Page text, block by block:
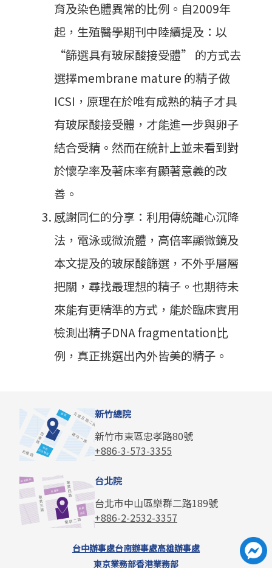
育及染色體異常的比例。自2009年
起，生殖醫學期刊中陸續提及：以
“篩選具有玻尿酸接受體” 的方式去
選擇membrane mature 的精子做
ICSI，原理在於唯有成熟的精子才具
有玻尿酸接受體，才能進一步與卵子
結合受精。然而在統計上並未看到對
於懷孕率及著床率有顯著意義的改
善。
感謝同仁的分享：利用傳統離心沉降
法，電泳或微流體，高倍率顯微鏡及
本文提及的玻尿酸篩選，不外乎層層
把關，尋找最理想的精子。也期待未
來能有更精準的方式，能於臨床實用
檢測出精子DNA fragmentation比
例，真正挑選出內外皆美的精子。
新竹總院
新竹市東區忠孝路80號
+886-3-573-3355
台北院
台北市中山區樂群二路189號
+886-2-2532-3357
台中辦事處台南辦事處高雄辦事處
東京業務部香港業務部